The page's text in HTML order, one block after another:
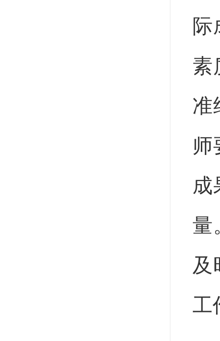
际
素
准
师
成
量
及
工